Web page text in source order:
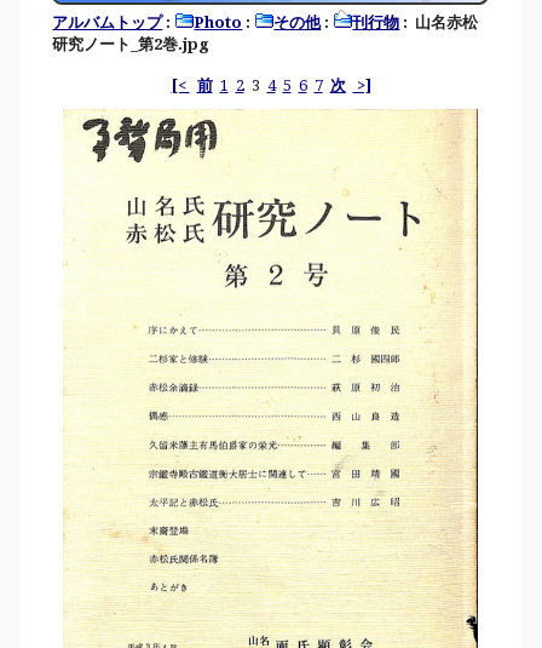
アルバムトップ: Photo : その他: 刊行物 : 山名赤松
研究ノート_第2巻.jpg
[< 前 1 23 4 5 6 7 次 >]